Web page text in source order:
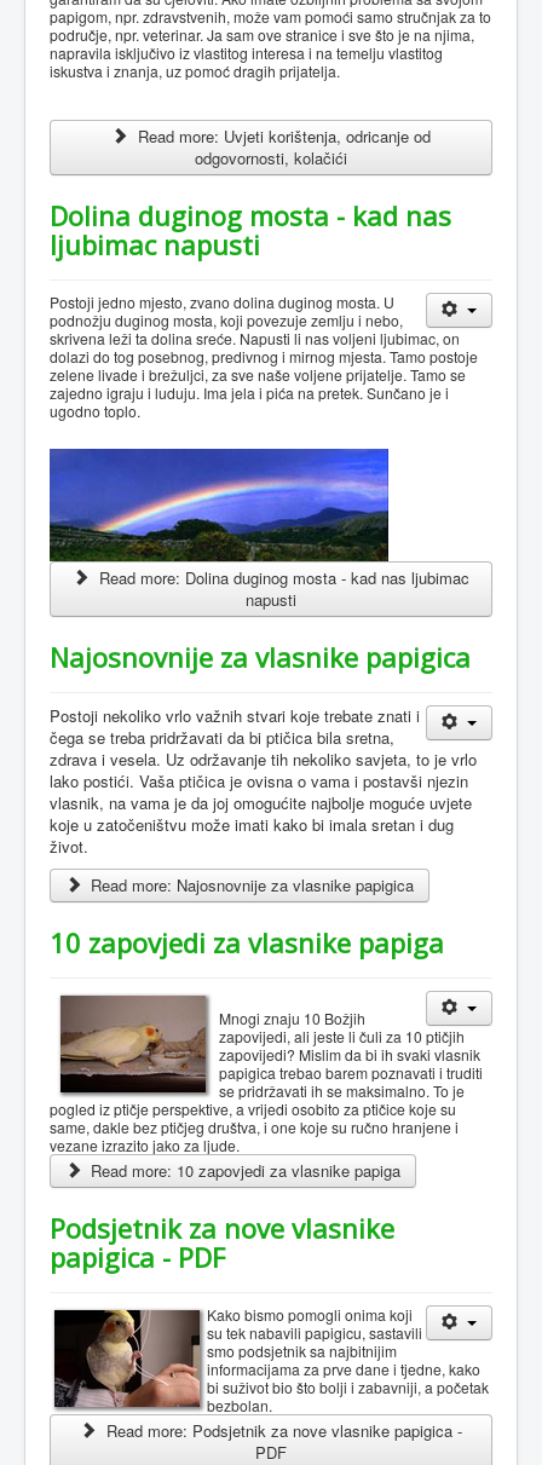
papigom, npr. zdravstvenih, može vam pomoći samo stručnjak za to
područje, npr. veterinar. Ja sam ove stranice i sve što je na njima,
napravila isključivo iz vlastitog interesa i na temelju vlastitog
iskustva i znanja, uz pomoć dragih prijatelja.
Read more: Uvjeti korištenja, odricanje od
odgovornosti, kolačići
Dolina duginog mosta - kad nas
ljubimac napusti
Postoji jedno mjesto, zvano dolina duginog mosta. U
podnožju duginog mosta, koji povezuje zemlju i nebo,
skrivena leži ta dolina sreće. Napusti li nas voljeni ljubimac, on
dolazi do tog posebnog, predivnog i mirnog mjesta. Tamo postoje
zelene livade i brežuljci, za sve naše voljene prijatelje. Tamo se
zajedno igraju i luduju. Ima jela i pića na pretek. Sunčano je i
ugodno toplo.
Read more: Dolina duginog mosta - kad nas ljubimac
napusti
Najosnovnije za vlasnike papigica
Postoji nekoliko vrlo važnih stvari koje trebate znati i
čega se treba pridržavati da bi ptičica bila sretna,
zdrava i vesela. Uz održavanje tih nekoliko savjeta, to je vrlo
lako postići. Vaša ptičica je ovisna o vama i postavši njezin
vlasnik, na vama je da joj omogućite najbolje moguće uvjete
koje u zatočeništvu može imati kako bi imala sretan i dug
život.
Read more: Najosnovnije za vlasnike papigica
10 zapovjedi za vlasnike papiga
Mnogi znaju 10 Božjih
zapovijedi, ali jeste li čuli za 10 ptičjih
zapovijedi? Mislim da bi ih svaki vlasnik
papigica trebao barem poznavati i truditi
se pridržavati ih se maksimalno. To je
pogled iz ptičje perspektive, a vrijedi osobito za ptičice koje su
same, dakle bez ptičjeg društva, i one koje su ručno hranjene i
vezane izrazito jako za ljude.
Read more: 10 zapovjedi za vlasnike papiga
Podsjetnik za nove vlasnike
papigica - PDF
Kako bismo pomogli onima koji
su tek nabavili papigicu, sastavili
smo podsjetnik sa najbitnijim
informacijama za prve dane i tjedne, kako
bi suživot bio što bolji i zabavniji, a početak
bezbolan.
Read more: Podsjetnik za nove vlasnike papigica -
PDF